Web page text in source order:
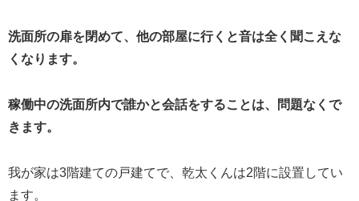
洗面所の扉を閉めて、他の部屋に行くと音は全く聞こえな
くなります。
稼働中の洗面所内で誰かと会話をすることは、問題なくで
きます。
我が家は3階建ての戸建てで、乾太くんは2階に設置してい
ます。